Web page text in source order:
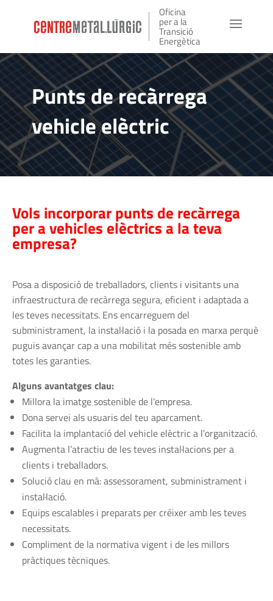
Oficina
per a la
Transició
Energètica
Punts de recàrrega
vehicle elèctric
Vols incorporar punts de recàrrega
per a vehicles elèctrics a la teva
empresa?
Posa a disposició de treballadors, clients i visitants una
infraestructura de recàrrega segura, eficient i adaptada a
les teves necessitats. Ens encarreguem del
subministrament, la instal·lació i la posada en marxa perquè
puguis avançar cap a una mobilitat més sostenible amb
totes les garanties.
Alguns avantatges clau:
Millora la imatge sostenible de l’empresa.
Dona servei als usuaris del teu aparcament.
Facilita la implantació del vehicle elèctric a l’organització.
Augmenta l’atractiu de les teves instal·lacions per a
clients i treballadors.
Solució clau en mà: assessorament, subministrament i
instal·lació.
Equips escalables i preparats per créixer amb les teves
necessitats.
Compliment de la normativa vigent i de les millors
pràctiques tècniques.